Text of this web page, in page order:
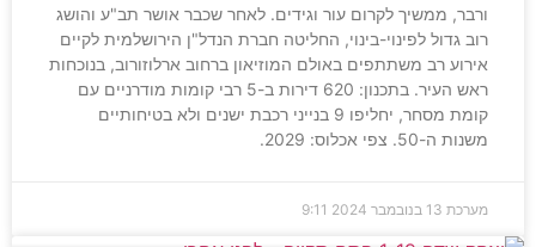
ורבר, ממשיך לקרום עור וגידים. לאחר שכבר אושר תב"ע והושג
רוב גדול לפינוי-בינוי, החליטה חברת הנדל"ן הירושלמית לקיים
אירוע רב משתתפים באולם המוזיאון ברחוב ארלוזורוב, בנוכחות
ראש העיר. בתכנון: 620 דירות ב-5 רבי קומות מודרניים עם
קומת מסחר, יחליפו 9 בנייני רכבת ישנים ולא בטיחותיים
משנות ה-50. צפי אכלוס: 2029.
מערכת 13 בנובמבר 2024 9:11